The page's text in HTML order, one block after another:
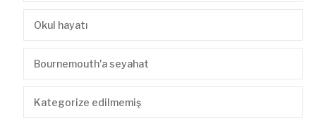
Okul hayatı
Bournemouth'a seyahat
Kategorize edilmemiş